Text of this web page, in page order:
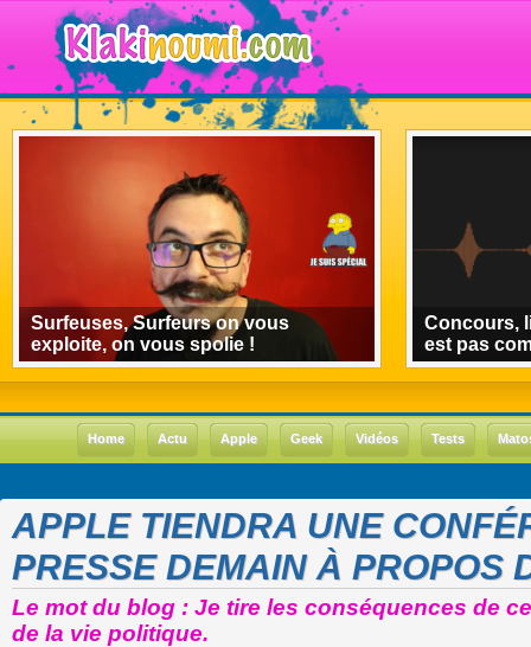
Surfeuses, Surfeurs on vous
exploite, on vous spolie !
Concours,
est pas
Home Actu Apple Geek Vidéos Tests
APPLE TIENDRA UNE
PRESSE DEMAIN À PROPOS
Le mot du blog : Je tire les conséquences de
de la vie politique.